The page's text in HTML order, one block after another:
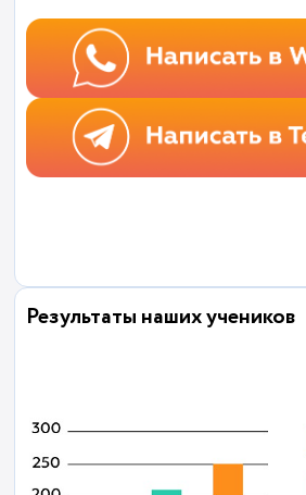
Результаты наших учеников